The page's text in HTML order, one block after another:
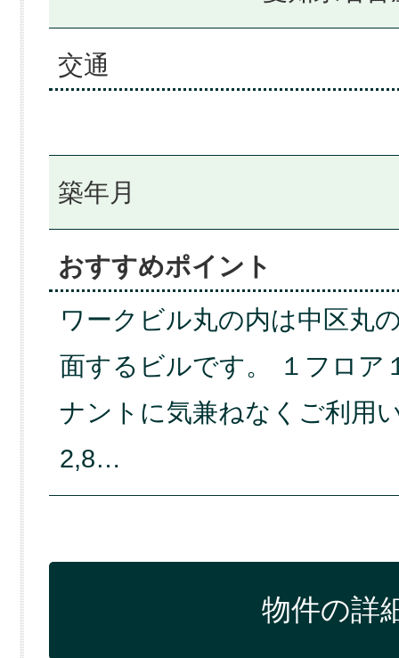
交通
築年月
おすすめポイント
ワークビル丸の内は中区丸
面するビルです。 １フロア
ナントに気兼ねなくご利用
2,8…
物件の詳